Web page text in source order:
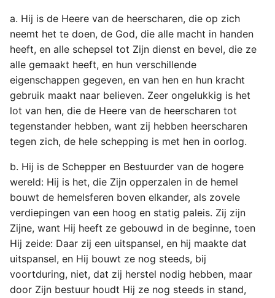
a. Hij is de Heere van de heerscharen, die op zich
neemt het te doen, de God, die alle macht in handen
heeft, en alle schepsel tot Zijn dienst en bevel, die ze
alle gemaakt heeft, en hun verschillende
eigenschappen gegeven, en van hen en hun kracht
gebruik maakt naar believen. Zeer ongelukkig is het
lot van hen, die de Heere van de heerscharen tot
tegenstander hebben, want zij hebben heerscharen
tegen zich, de hele schepping is met hen in oorlog.
b. Hij is de Schepper en Bestuurder van de hogere
wereld: Hij is het, die Zijn opperzalen in de hemel
bouwt de hemelsferen boven elkander, als zovele
verdiepingen van een hoog en statig paleis. Zij zijn
Zijne, want Hij heeft ze gebouwd in de beginne, toen
Hij zeide: Daar zij een uitspansel, en hij maakte dat
uitspansel, en Hij bouwt ze nog steeds, bij
voortduring, niet, dat zij herstel nodig hebben, maar
door Zijn bestuur houdt Hij ze nog steeds in stand,